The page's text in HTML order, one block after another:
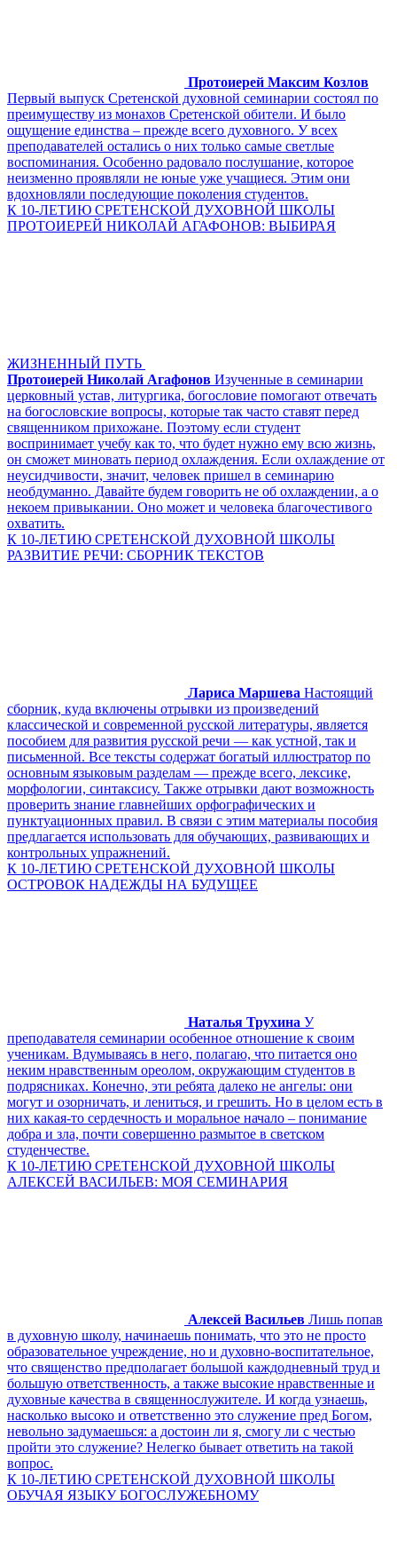
Протоиерей Максим Козлов
Первый выпуск Сретенской духовной семинарии состоял по
преимуществу из монахов Сретенской обители. И было
ощущение единства – прежде всего духовного. У всех
преподавателей остались о них только самые светлые
воспоминания. Особенно радовало послушание, которое
неизменно проявляли не юные уже учащиеся. Этим они
вдохновляли последующие поколения студентов.
К 10-ЛЕТИЮ СРЕТЕНСКОЙ ДУХОВНОЙ ШКОЛЫ
ПРОТОИЕРЕЙ НИКОЛАЙ АГАФОНОВ: ВЫБИРАЯ
ЖИЗНЕННЫЙ ПУТЬ
Протоиерей Николай Агафонов Изученные в семинарии
церковный устав, литургика, богословие помогают отвечать
на богословские вопросы, которые так часто ставят перед
священником прихожане. Поэтому если студент
воспринимает учебу как то, что будет нужно ему всю жизнь,
он сможет миновать период охлаждения. Если охлаждение от
неусидчивости, значит, человек пришел в семинарию
необдуманно. Давайте будем говорить не об охлаждении, а о
некоем привыкании. Оно может и человека благочестивого
охватить.
К 10-ЛЕТИЮ СРЕТЕНСКОЙ ДУХОВНОЙ ШКОЛЫ
РАЗВИТИЕ РЕЧИ: СБОРНИК ТЕКСТОВ
Лариса Маршева Настоящий
сборник, куда включены отрывки из произведений
классической и современной русской литературы, является
пособием для развития русской речи — как устной, так и
письменной. Все тексты содержат богатый иллюстратор по
основным языковым разделам — прежде всего, лексике,
морфологии, синтаксису. Также отрывки дают возможность
проверить знание главнейших орфографических и
пунктуационных правил. В связи с этим материалы пособия
предлагается использовать для обучающих, развивающих и
контрольных упражнений.
К 10-ЛЕТИЮ СРЕТЕНСКОЙ ДУХОВНОЙ ШКОЛЫ
ОСТРОВОК НАДЕЖДЫ НА БУДУЩЕЕ
Наталья Трухина У
преподавателя семинарии особенное отношение к своим
ученикам. Вдумываясь в него, полагаю, что питается оно
неким нравственным ореолом, окружающим студентов в
подрясниках. Конечно, эти ребята далеко не ангелы: они
могут и озорничать, и лениться, и грешить. Но в целом есть в
них какая-то сердечность и моральное начало – понимание
добра и зла, почти совершенно размытое в светском
студенчестве.
К 10-ЛЕТИЮ СРЕТЕНСКОЙ ДУХОВНОЙ ШКОЛЫ
АЛЕКСЕЙ ВАСИЛЬЕВ: МОЯ СЕМИНАРИЯ
Алексей Васильев Лишь попав
в духовную школу, начинаешь понимать, что это не просто
образовательное учреждение, но и духовно-воспитательное,
что священство предполагает большой каждодневный труд и
большую ответственность, а также высокие нравственные и
духовные качества в священнослужителе. И когда узнаешь,
насколько высоко и ответственно это служение пред Богом,
невольно задумаешься: а достоин ли я, смогу ли с честью
пройти это служение? Нелегко бывает ответить на такой
вопрос.
К 10-ЛЕТИЮ СРЕТЕНСКОЙ ДУХОВНОЙ ШКОЛЫ
ОБУЧАЯ ЯЗЫКУ БОГОСЛУЖЕБНОМУ